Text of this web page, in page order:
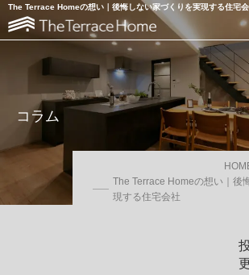
The Terrace Homeの想い｜後悔しない家づくりを実現する住宅
コラム
The Terrace Homeの想い｜後
現する住宅会社